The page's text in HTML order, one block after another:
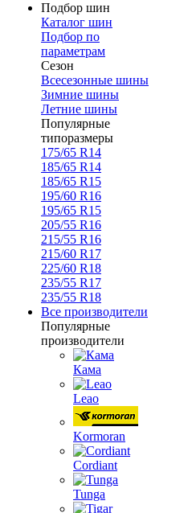
Подбор шин
Каталог шин
Подбор по
параметрам
Сезон
Всесезонные шины
Зимние шины
Летние шины
Популярные
типоразмеры
175/65 R14
185/65 R14
185/65 R15
195/60 R16
195/65 R15
205/55 R16
215/55 R16
215/60 R17
225/60 R18
235/55 R17
235/55 R18
Все производители
Популярные
производители
Кама
Leao
Kormoran
Cordiant
Tunga